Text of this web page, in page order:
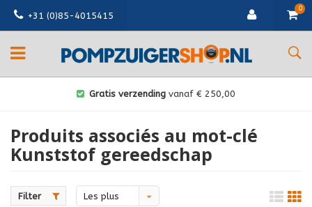
+31 (0)85-4015415
0
Gratis verzending vanaf € 250,00
Produits associés au mot-clé
Kunststof gereedschap
Filter
Les plus